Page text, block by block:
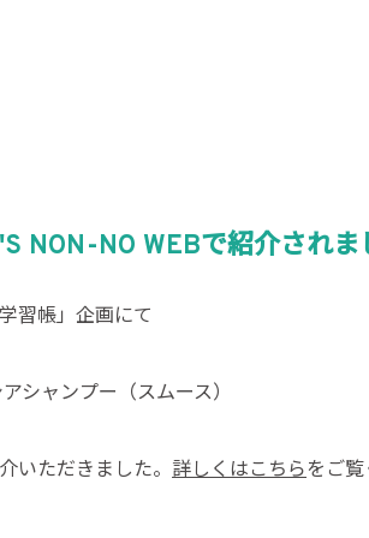
NON-NO WEBで紹介されま
学習帳」企画にて
アシャンプー（スムース）
いただきました。 詳しくはこちらをご覧